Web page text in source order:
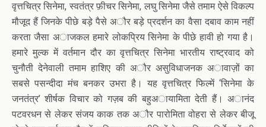
वृत्तचित्र सिनेमा, स्वतंत्र फ़ीचर सिनेमा, लघु सिनेमा जैसे तमाम ऐसे विकल्प
मौजूद हैं जिनके पीछे बड़े पैसे अौर बड़े प्रदर्शन का वैसा दबाव काम नहीं
करता जैसा अाजकल हमारे लोकप्रिय सिनेमा के पीछे हावी हो गया है।
हमारे मुल्क में वर्तमान दौर का वृत्तचित्र सिनेमा भारतीय राष्ट्रवाद को
चुनौती देनेवाली तमाम हाशिए की अौर असुविधाजनक अावाज़ों का
सबसे पसन्दीदा मंच बनकर उभरा है। यह वृत्तचित्र फिल्में ‘सिनेमा के
जनतंत्र’ शीर्षक विचार को गज़ब की बहुअायामिता देती हैं। अानंद
पटवरधन से लेकर संजय काक तक अौर पारोमिता वोहरा से लेकर बीजू